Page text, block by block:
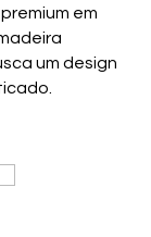
em
um design